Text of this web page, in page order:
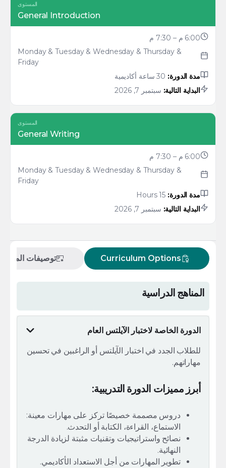
المستوى
General Introduction
6:00 م – 7:30 م
Monday & Tuesday & Wednesday & Thursday &
Friday
مدة الدورة:
البداية التالية: سبتمبر 7, 2026
المستوى
General Writing
6:00 م – 7:30 م
Monday & Tuesday & Wednesday & Thursday &
Friday
مدة الدورة:
البداية التالية: سبتمبر 7, 2026
Curriculum Options توصيفات
المناهج الدراسية
الدورة الخاصة لاختبار الآيلتس العام
للطلاب الجدد في اختبار الآيلتس أو الراغبين في تحسين
مهاراتهم.
أبرز مميزات الدورة التدريبية:
دروس مصممة خصيصًا تركز على مهارات معينة:
الاستماع، القراءة، الكتابة أو التحدث.
نصائح واستراتيجيات وتقنيات مثبتة لزيادة الدرجة
النهائية.
تطوير المهارات من أجل الاستعداد الأكاديمي.